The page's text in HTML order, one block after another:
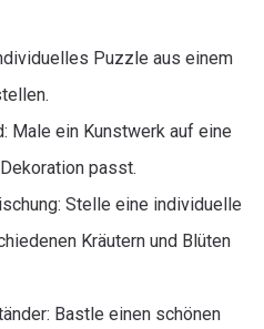
Puzzle aus einem
Male ein Kunstwerk auf eine
passt.
Stelle eine individuelle
Kräutern und Blüten
Bastle einen schönen